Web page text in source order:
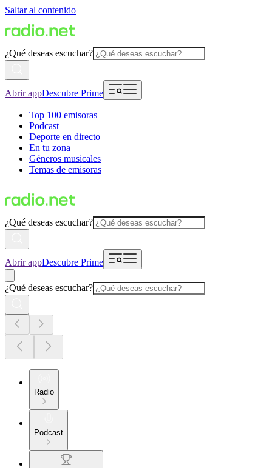
Saltar al contenido
¿Qué deseas escuchar?
Abrir appDescubre Prime
Top 100 emisoras
Podcast
Deporte en directo
En tu zona
Géneros musicales
Temas de emisoras
¿Qué deseas escuchar?
Abrir appDescubre Prime
¿Qué deseas escuchar?
Radio
Podcast